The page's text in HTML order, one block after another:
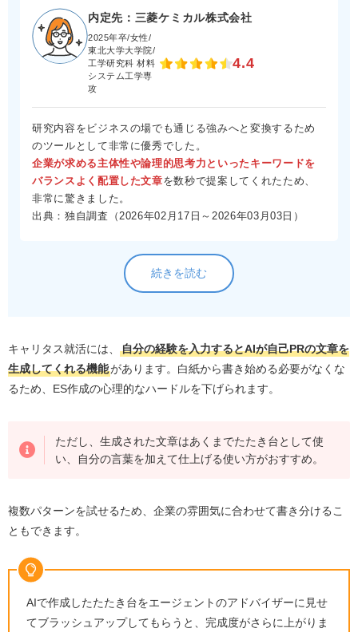
内定先：三菱ケミカル株式会社
2025年卒/女性/
東北大学大学院/
工学研究科 材料
システム工学専
攻
4.4
研究内容をビジネスの場でも通じる強みへと変換するため
のツールとして非常に優秀でした。
企業が求める主体性や論理的思考力といったキーワードを
バランスよく配置した文章を数秒で提案してくれたため、
非常に驚きました。
出典：独自調査（2026年02月17日～2026年03月03日）
続きを読む
キャリタス就活には、
自分の経験を入力するとAIが自己PRの文章を
生成してくれる機能があります。白紙から書き始める必要がなくな
るため、ES作成の心理的なハードルを下げられます。
ただし、生成された文章はあくまでたたき台として使
い、自分の言葉を加えて仕上げる使い方がおすすめ。
複数パターンを試せるため、企業の雰囲気に合わせて書き分けるこ
ともできます。
AIで作成したたたき台をエージェントのアドバイザーに見せ
てブラッシュアップしてもらうと、完成度がさらに上がりま